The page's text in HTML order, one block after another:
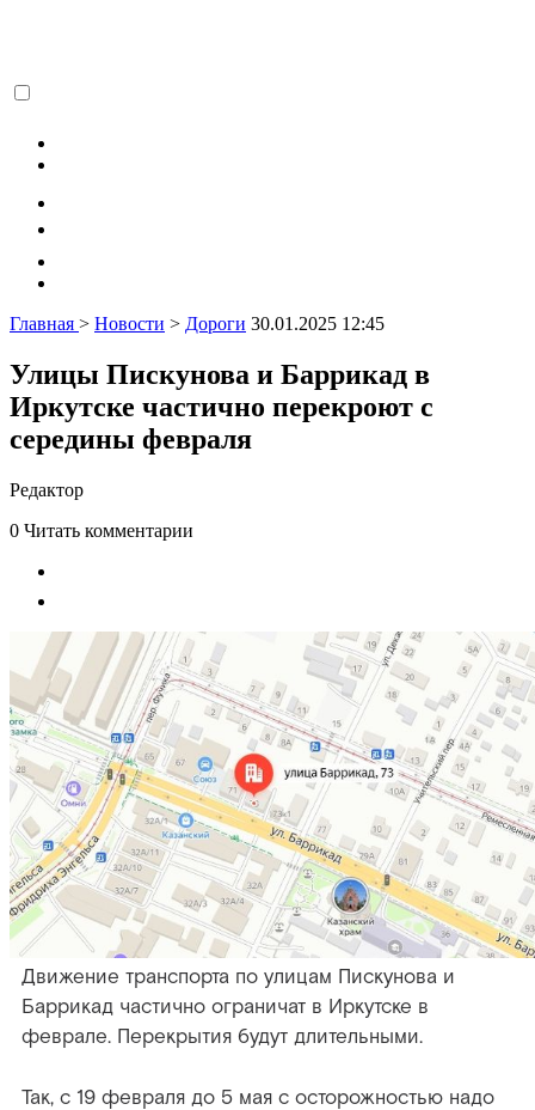
Главная > Новости > Дороги 30.01.2025 12:45
Улицы Пискунова и Баррикад в
Иркутске частично перекроют с
середины февраля
Редактор
0 Читать комментарии
Движение транспорта по улицам Пискунова и
Баррикад частично ограничат в Иркутске в
феврале. Перекрытия будут длительными.
Так, с 19 февраля до 5 мая с осторожностью надо